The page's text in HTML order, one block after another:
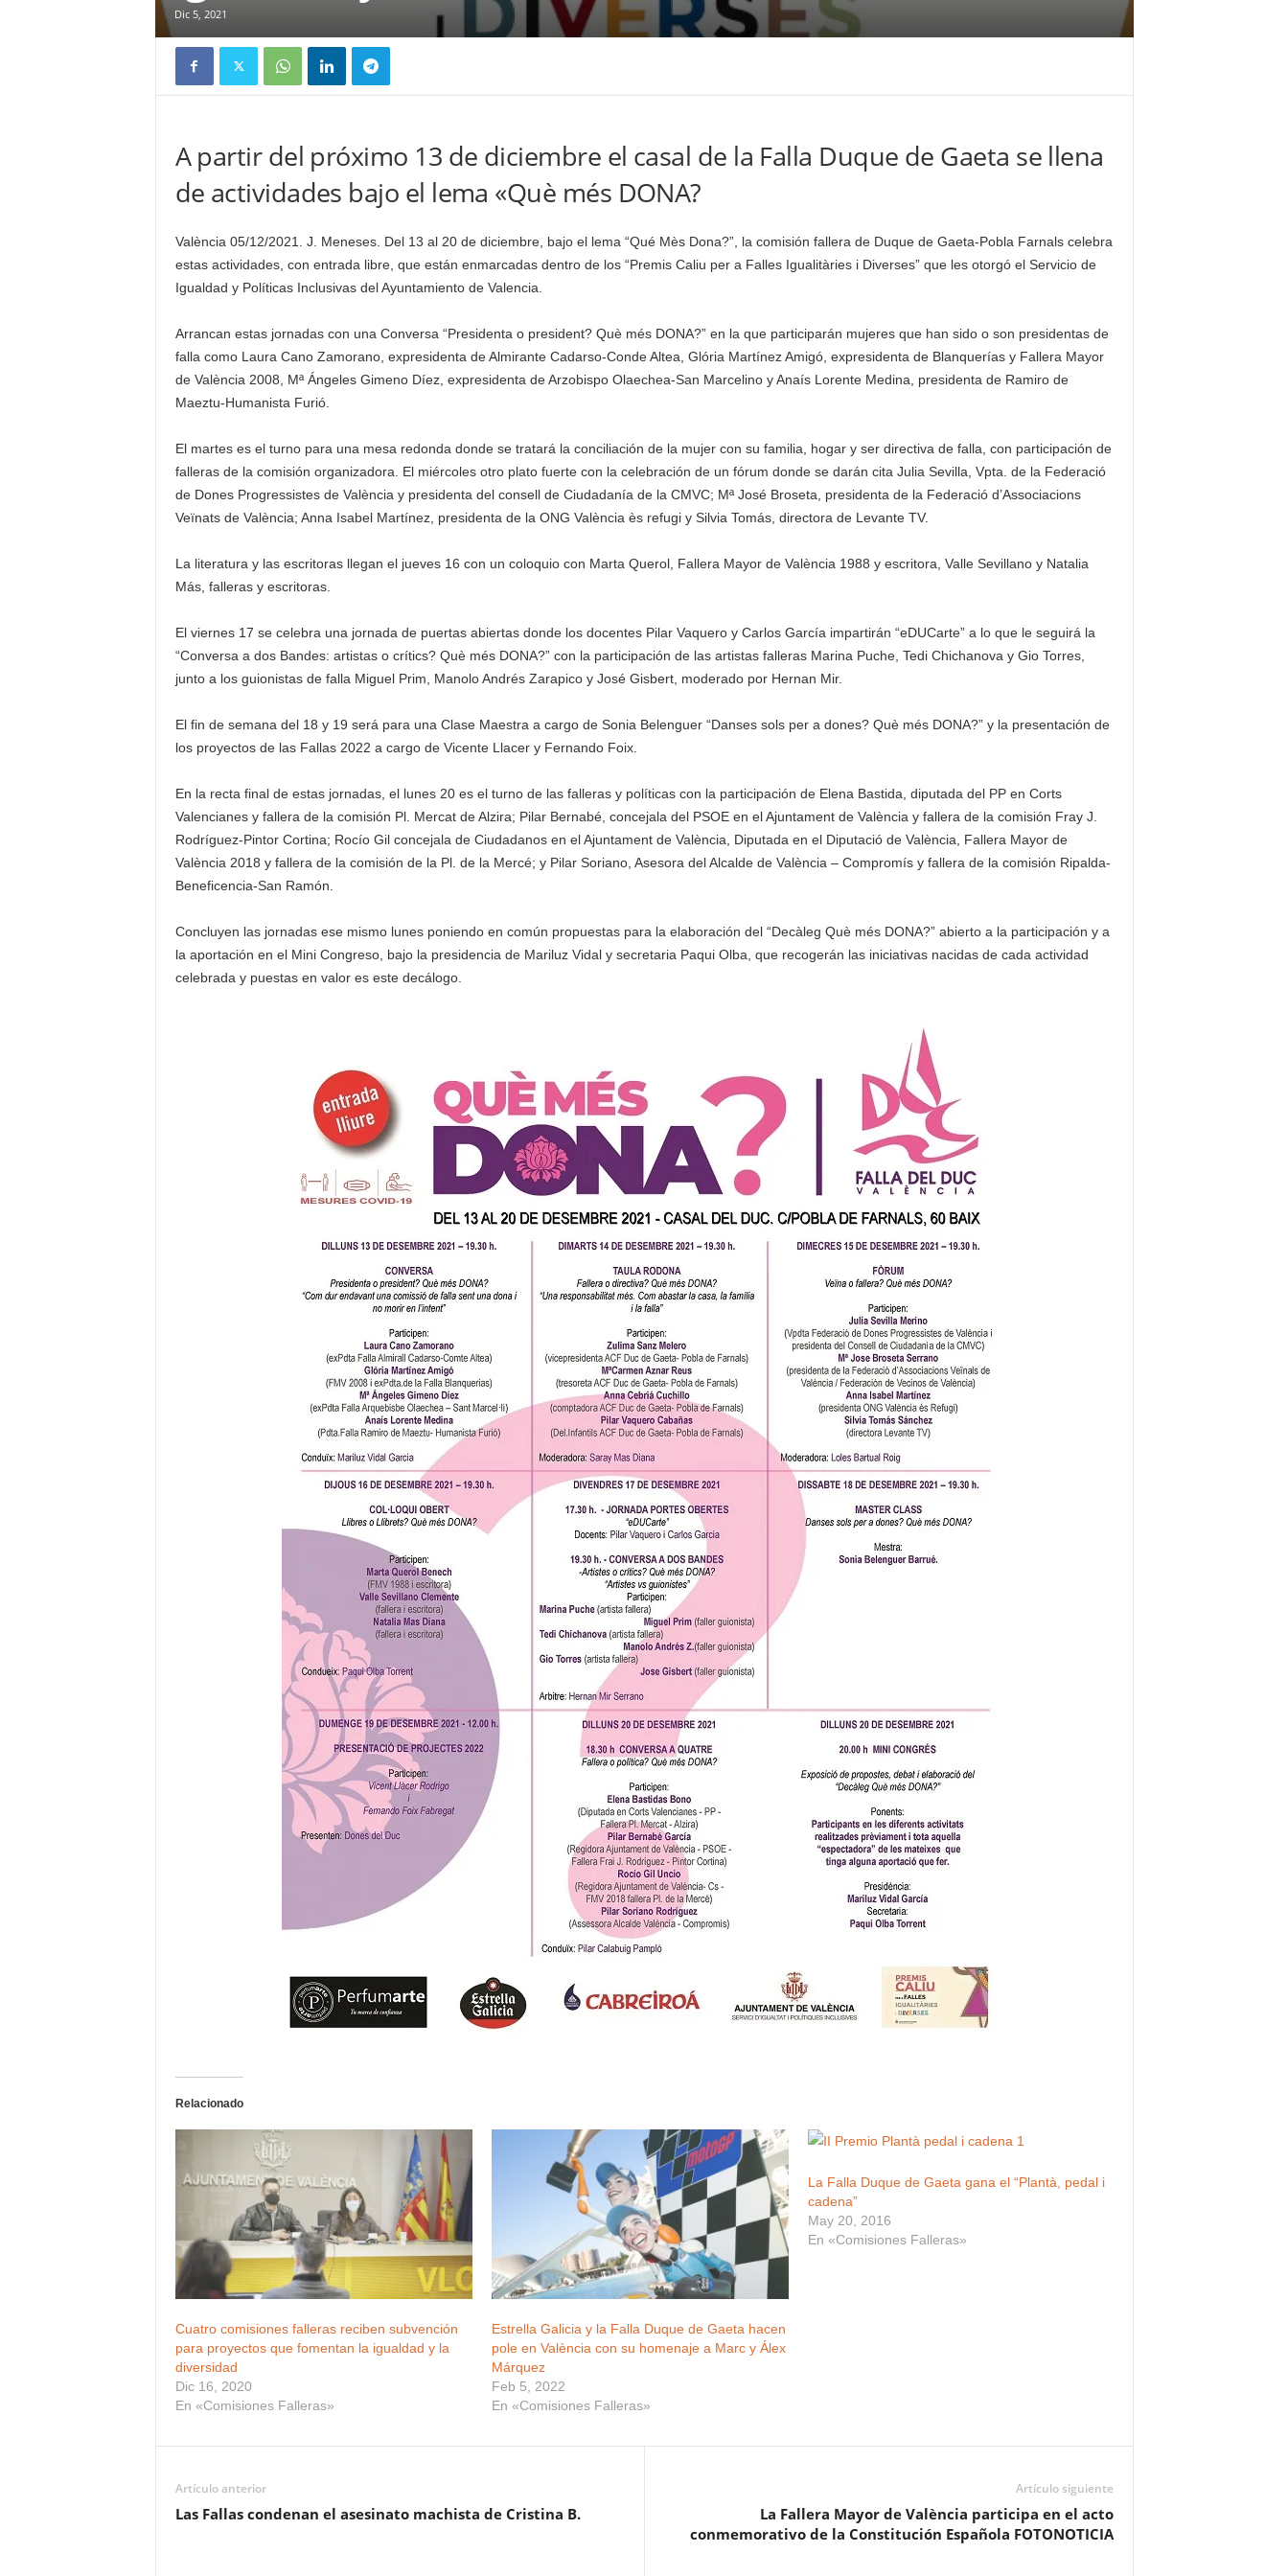
Dic 5, 2021
A partir del próximo 13 de diciembre el casal de la Falla Duque de Gaeta se llena
de actividades bajo el lema «Què més DONA?
València 05/12/2021. J. Meneses. Del 13 al 20 de diciembre, bajo el lema “Qué Mès Dona?”, la comisión fallera de Duque de Gaeta-Pobla Farnals celebra
estas actividades, con entrada libre, que están enmarcadas dentro de los “Premis Caliu per a Falles Igualitàries i Diverses” que les otorgó el Servicio de
Igualdad y Políticas Inclusivas del Ayuntamiento de Valencia.
Arrancan estas jornadas con una Conversa “Presidenta o president? Què més DONA?” en la que participarán mujeres que han sido o son presidentas de
falla como Laura Cano Zamorano, expresidenta de Almirante Cadarso-Conde Altea, Glória Martínez Amigó, expresidenta de Blanquerías y Fallera Mayor
de València 2008, Mª Ángeles Gimeno Díez, expresidenta de Arzobispo Olaechea-San Marcelino y Anaís Lorente Medina, presidenta de Ramiro de
Maeztu-Humanista Furió.
El martes es el turno para una mesa redonda donde se tratará la conciliación de la mujer con su familia, hogar y ser directiva de falla, con participación de
falleras de la comisión organizadora. El miércoles otro plato fuerte con la celebración de un fórum donde se darán cita Julia Sevilla, Vpta. de la Federació
de Dones Progressistes de València y presidenta del consell de Ciudadanía de la CMVC; Mª José Broseta, presidenta de la Federació d’Associacions
Veïnats de València; Anna Isabel Martínez, presidenta de la ONG València ès refugi y Silvia Tomás, directora de Levante TV.
La literatura y las escritoras llegan el jueves 16 con un coloquio con Marta Querol, Fallera Mayor de València 1988 y escritora, Valle Sevillano y Natalia
Más, falleras y escritoras.
El viernes 17 se celebra una jornada de puertas abiertas donde los docentes Pilar Vaquero y Carlos García impartirán “eDUCarte” a lo que le seguirá la
“Conversa a dos Bandes: artistas o crítics? Què més DONA?” con la participación de las artistas falleras Marina Puche, Tedi Chichanova y Gio Torres,
junto a los guionistas de falla Miguel Prim, Manolo Andrés Zarapico y José Gisbert, moderado por Hernan Mir.
El fin de semana del 18 y 19 será para una Clase Maestra a cargo de Sonia Belenguer “Danses sols per a dones? Què més DONA?” y la presentación de
los proyectos de las Fallas 2022 a cargo de Vicente Llacer y Fernando Foix.
En la recta final de estas jornadas, el lunes 20 es el turno de las falleras y políticas con la participación de Elena Bastida, diputada del PP en Corts
Valencianes y fallera de la comisión Pl. Mercat de Alzira; Pilar Bernabé, concejala del PSOE en el Ajuntament de València y fallera de la comisión Fray J.
Rodríguez-Pintor Cortina; Rocío Gil concejala de Ciudadanos en el Ajuntament de València, Diputada en el Diputació de València, Fallera Mayor de
València 2018 y fallera de la comisión de la Pl. de la Mercé; y Pilar Soriano, Asesora del Alcalde de València – Compromís y fallera de la comisión Ripalda-
Beneficencia-San Ramón.
Concluyen las jornadas ese mismo lunes poniendo en común propuestas para la elaboración del “Decàleg Què més DONA?” abierto a la participación y a
la aportación en el Mini Congreso, bajo la presidencia de Mariluz Vidal y secretaria Paqui Olba, que recogerán las iniciativas nacidas de cada actividad
celebrada y puestas en valor es este decálogo.
Relacionado
Cuatro comisiones falleras reciben subvención
para proyectos que fomentan la igualdad y la
diversidad
Dic 16, 2020
En «Comisiones Falleras»
Estrella Galicia y la Falla Duque de Gaeta hacen
pole en València con su homenaje a Marc y Álex
Márquez
Feb 5, 2022
En «Comisiones Falleras»
La Falla Duque de Gaeta gana el “Plantà, pedal i
cadena”
May 20, 2016
En «Comisiones Falleras»
Artículo anterior
Las Fallas condenan el asesinato machista de Cristina B.
Artículo siguiente
La Fallera Mayor de València participa en el acto
conmemorativo de la Constitución Española FOTONOTICIA